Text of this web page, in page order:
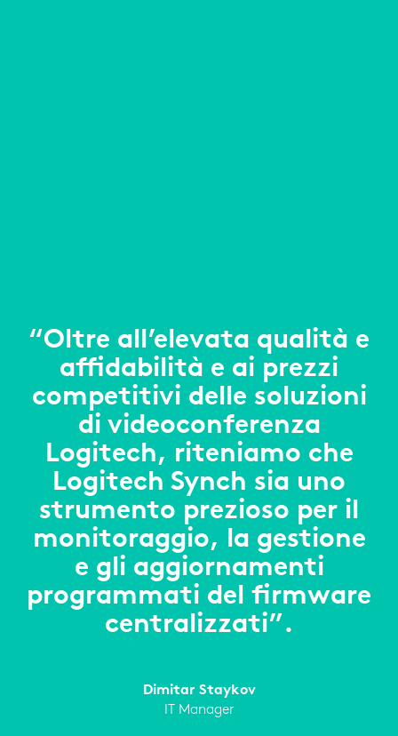
“Oltre all’elevata qualità e
affidabilità e ai prezzi
competitivi delle soluzioni
di videoconferenza
Logitech, riteniamo che
Logitech Synch sia uno
strumento prezioso per il
monitoraggio, la gestione
e gli aggiornamenti
programmati del firmware
centralizzati”.
Dimitar Staykov
IT Manager